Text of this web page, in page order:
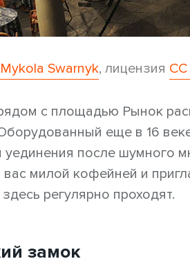
Mykola Swarnyk, лицензия
с площадью Рынок
еще в 16
уединения после шумного
вас милой кофейней и
регулярно проходят.
замок